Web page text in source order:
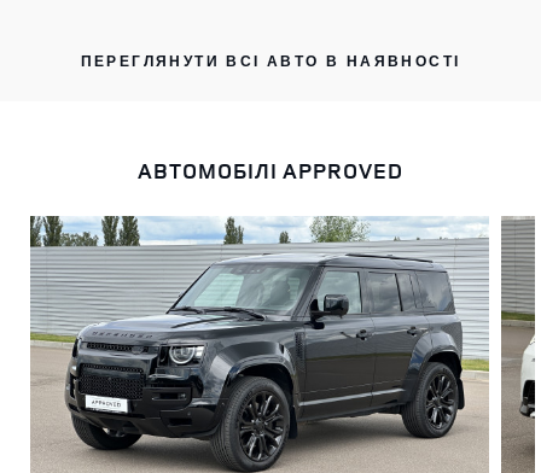
ПЕРЕГЛЯНУТИ ВСІ АВТО В НАЯВНОСТІ
АВТОМОБIЛI APPROVED